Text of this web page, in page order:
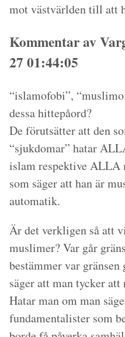
mot västvärlden till att
Kommentar av
27 01:44:05
“islamofobi”,
dessa hittepåord?
De förutsätter att den
“sjukdomar” hatar
islam respektive ALLA
som säger att han är
automatik.
Är det verkligen så att
muslimer? Var går
bestämmer var
säger att man tycker
Hatar man om man
fundamentalister som